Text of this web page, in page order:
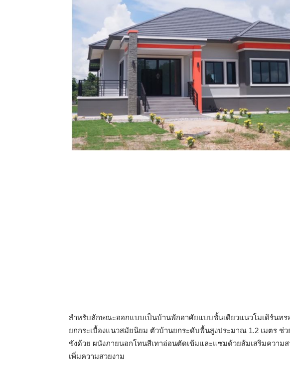
สำหรับลักษณะออกแบบเป็นบ้านพักอาศัยแบบชั้นเดียวแนวโมเดิร์นท
ยกกระเบื้องแนวสมัยนิยม ตัวบ้านยกระดับพื้นสูงประมาณ 1.2 เมตร ช่
ขังด้วย ผนังภายนอกโทนสีเทาอ่อนตัดเข้มและแซมด้วยส้มเสริมความ
เพิ่มความสวยงาม